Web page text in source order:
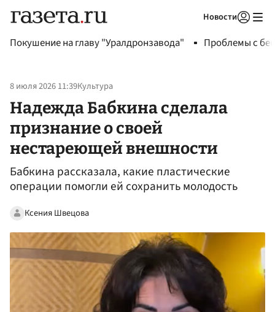
Новости
Покушение на главу "Уралдронзавода" Проблемы с
8 июля 2026 11:39Культура
Надежда Бабкина сделала
признание о своей
нестареющей внешности
Бабкина рассказала, какие пластические
операции помогли ей сохранить молодость
Ксения Швецова